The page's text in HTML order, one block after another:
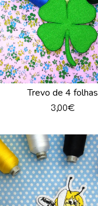
Trevo de 4 folhas
3,00€